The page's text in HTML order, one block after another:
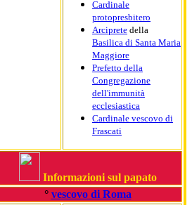
Cardinale
protopresbitero
Arciprete della
Basilica di Santa Maria
Maggiore
Prefetto della
Congregazione
dell'immunità
ecclesiastica
Cardinale vescovo di
Frascati
Informazioni sul papato
° vescovo di Roma